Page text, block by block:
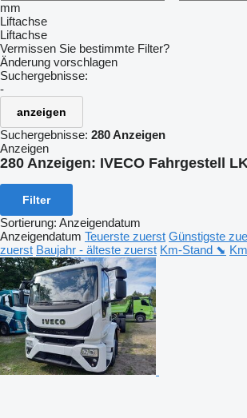
mm
Liftachse
Liftachse
Vermissen Sie bestimmte Filter?
Änderung vorschlagen
Suchergebnisse:
-
anzeigen
Suchergebnisse: 280 Anzeigen
Anzeigen
280 Anzeigen: IVECO Fahrgestell
Filter
Sortierung: Anzeigendatum
Anzeigendatum Teuerste zuerst Günstigste
zuerst Baujahr - älteste zuerst Km-Stand ⬊